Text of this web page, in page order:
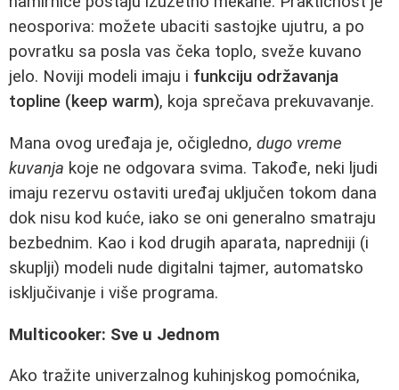
neosporiva: možete ubaciti sastojke ujutru, a po
povratku sa posla vas čeka toplo, sveže kuvano
jelo. Noviji modeli imaju i funkciju održavanja
topline (keep warm), koja sprečava prekuvavanje.
Mana ovog uređaja je, očigledno, dugo vreme
kuvanja koje ne odgovara svima. Takođe, neki ljudi
imaju rezervu ostaviti uređaj uključen tokom dana
dok nisu kod kuće, iako se oni generalno smatraju
bezbednim. Kao i kod drugih aparata, napredniji (i
skuplji) modeli nude digitalni tajmer, automatsko
isključivanje i više programa.
Multicooker: Sve u Jednom
Ako tražite univerzalnog kuhinjskog pomoćnika,